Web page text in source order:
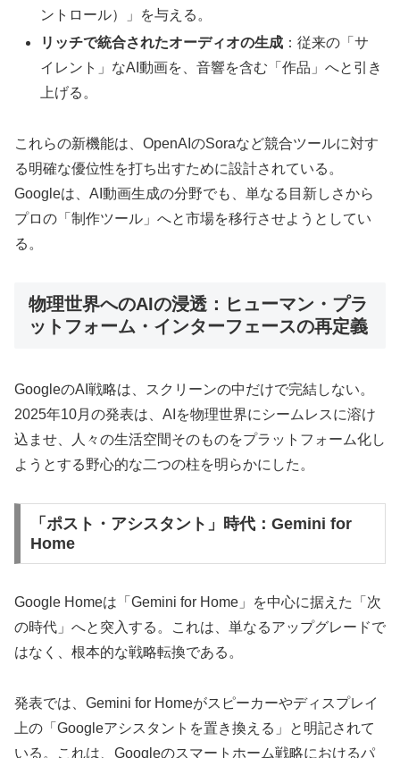
ントロール）」を与える。
リッチで統合されたオーディオの生成 ：従来の「サ
イレント」なAI動画を、音響を含む「作品」へと引き
上げる。
これらの新機能は、OpenAIのSoraなど競合ツールに対す
る明確な優位性を打ち出すために設計されている。
Googleは、AI動画生成の分野でも、単なる目新しさから
プロの「制作ツール」へと市場を移行させようとしてい
る。
物理世界へのAIの浸透：ヒューマン・プラ
ットフォーム・インターフェースの再定義
GoogleのAI戦略は、スクリーンの中だけで完結しない。
2025年10月の発表は、AIを物理世界にシームレスに溶け
込ませ、人々の生活空間そのものをプラットフォーム化し
ようとする野心的な二つの柱を明らかにした。
「ポスト・アシスタント」時代：Gemini for
Home
Google Homeは「Gemini for Home」を中心に据えた「次
の時代」へと突入する。これは、単なるアップグレードで
はなく、根本的な戦略転換である。
発表では、Gemini for Homeがスピーカーやディスプレイ
上の「Googleアシスタントを置き換える」と明記されて
いる。これは、Googleのスマートホーム戦略におけるパ